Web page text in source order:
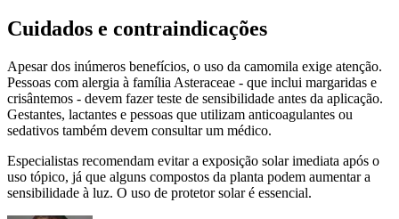
Cuidados e contraindicações
Apesar dos inúmeros benefícios, o uso da camomila exige atenção.
Pessoas com alergia à família Asteraceae - que inclui margaridas e
crisântemos - devem fazer teste de sensibilidade antes da aplicação.
Gestantes, lactantes e pessoas que utilizam anticoagulantes ou
sedativos também devem consultar um médico.
Especialistas recomendam evitar a exposição solar imediata após o
uso tópico, já que alguns compostos da planta podem aumentar a
sensibilidade à luz. O uso de protetor solar é essencial.